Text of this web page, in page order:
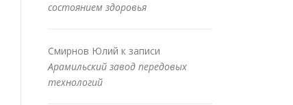
состоянием здоровья
Смирнов Юлий к записи
Арамильский завод передовых
технологий